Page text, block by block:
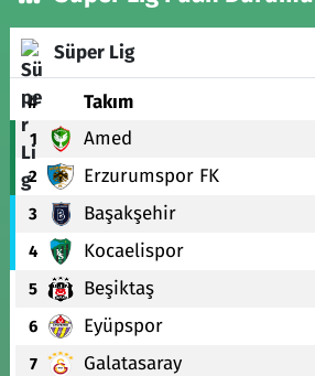
Süper Lig
# Takım
1 Amed
2 Erzurumspor FK
3 Başakşehir
4 Kocaelispor
5 Beşiktaş
6 Eyüpspor
7 Galatasaray